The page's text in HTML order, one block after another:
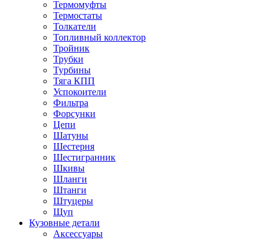
Термомуфты
Термостаты
Толкатели
Топливный коллектор
Тройник
Трубки
Турбины
Тяга КПП
Успокоители
Фильтра
Форсунки
Цепи
Шатуны
Шестерня
Шестигранник
Шкивы
Шланги
Штанги
Штуцеры
Щуп
Кузовные детали
Аксессуары